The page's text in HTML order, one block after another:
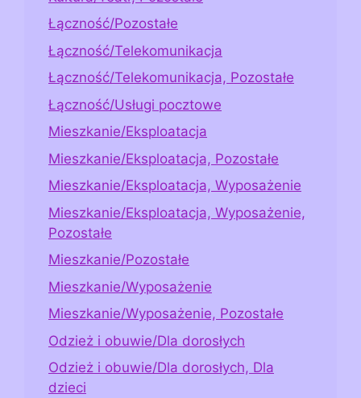
Łączność/Pozostałe
Łączność/Telekomunikacja
Łączność/Telekomunikacja, Pozostałe
Łączność/Usługi pocztowe
Mieszkanie/Eksploatacja
Mieszkanie/Eksploatacja, Pozostałe
Mieszkanie/Eksploatacja, Wyposażenie
Mieszkanie/Eksploatacja, Wyposażenie,
Pozostałe
Mieszkanie/Pozostałe
Mieszkanie/Wyposażenie
Mieszkanie/Wyposażenie, Pozostałe
Odzież i obuwie/Dla dorosłych
Odzież i obuwie/Dla dorosłych, Dla
dzieci